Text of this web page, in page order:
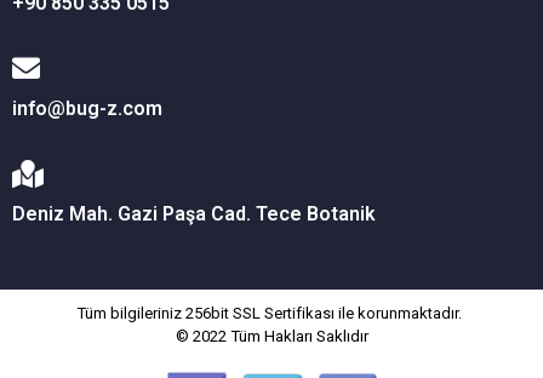
info@bug-z.com
Deniz Mah. Gazi Paşa Cad. Tece Botanik
Tüm bilgileriniz 256bit SSL Sertifikası ile korunmaktadır.
© 2022 Tüm Hakları Saklıdır